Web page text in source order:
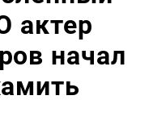
актер
начал